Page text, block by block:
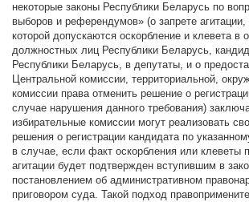
некоторые законы Республики Беларусь по
выборов и референдумов» (о запрете
которой допускаются оскорбление и клевета в
должностных лиц Республики Беларусь,
Республики Беларусь, в депутаты, и о
Центральной комиссии, территориальной,
комиссии права отменить решение о
случае нарушения данного требования)
избирательные комиссии могут реализовать
решения о регистрации кандидата по
в случае, если факт оскорбления или клеветы
агитации будет подтвержден вступившим в
постановлением об административном
приговором суда. Такой подход